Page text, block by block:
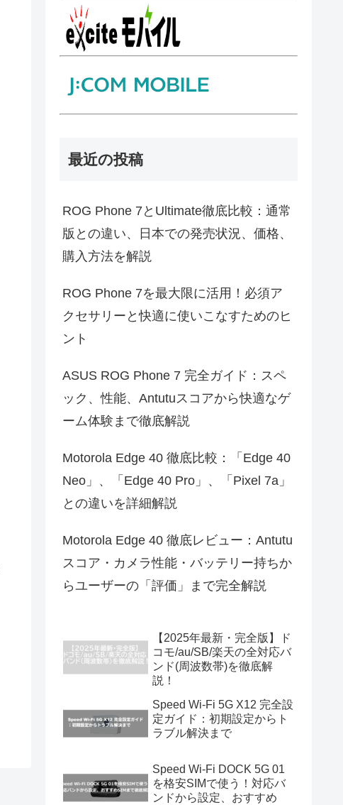
最近の投稿
ROG Phone 7とUltimate徹底比較：通常
版との違い、日本での発売状況、価格、
購入方法を解説
ROG Phone 7を最大限に活用！必須ア
クセサリーと快適に使いこなすためのヒ
ント
ASUS ROG Phone 7 完全ガイド：スペ
ック、性能、Antutuスコアから快適なゲ
ーム体験まで徹底解説
Motorola Edge 40 徹底比較：「Edge 40
Neo」、「Edge 40 Pro」、「Pixel 7a」
との違いを詳細解説
Motorola Edge 40 徹底レビュー：Antutu
スコア・カメラ性能・バッテリー持ちか
らユーザーの「評価」まで完全解説
【2025年最新・完全版】ド
コモ/au/SB/楽天の全対応バ
ンド(周波数帯)を徹底解
説！
Speed Wi-Fi 5G X12 完全設
定ガイド：初期設定からト
ラブル解決まで
Speed Wi-Fi DOCK 5G 01
を格安SIMで使う！対応バ
ンドから設定、おすすめ